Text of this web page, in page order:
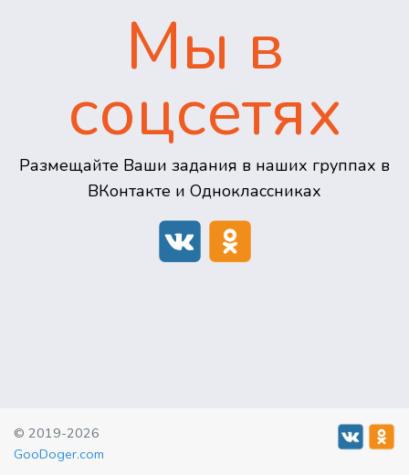
Мы в
соцсетях
Размещайте Ваши задания в наших группах в
ВКонтакте и Одноклассниках
© 2019-2026
GooDoger.com